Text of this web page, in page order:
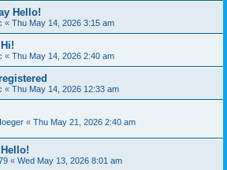
Hello!
« Thu May 14, 2026 3:15 am
« Thu May 14, 2026 2:40 am
« Thu May 14, 2026 12:33 am
« Thu May 21, 2026 2:40 am
« Wed May 13, 2026 8:01 am